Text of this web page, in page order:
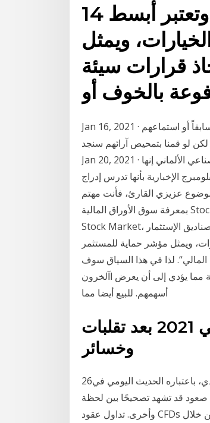
14 تشرين الثاني (نوفمبر) 2020 وتعتبر أبسط
ويمثل
قرارات سيئة
Jan 16, 2021 · قد يكون الخوف من الاستثمار في سوق الأسهم نابعاً من تجربة سيئة سابقاً أو استماعهم
لكن لو قمنا بتمحيص آرائهم سنجد
Jan 20, 2021 · وارتفع سهم سيسن كروب بنسبة 7 ٪ بعد أن قالت شركة التكتل الصناعي الألماني إنها
الإخبارية بأنها تدرس إدراج
عزيزي القارئ، فأنت مهتم
بمعرفة سوق الأوراق المالية Stock Market وجوهره و كيف يعمل، و قد تكون هذه انطلاقتك للدخول الى
Stock Market، و تداول الأسهم، السندات، المشراكة في صناديق الإستثمار، Forex او foreign 14 تشرين
الخيارات، ويمثل مؤشر حماية للمستثمر
لذا في هذا السياق سوف
مما يؤدي إلى أن يعرض اآلخرون
توقعات بانتعاش سوق الأسهم السعودية في 2021 بعد تقلبات
وخسائر
26‏‏/5‏‏/1442 بعد الهجرة على غير العادة اليوم المقال عن سوق الأسهم السعودي، باعتباره الحديث اليومي في
قد تشهد تصحيحًا بين لحظة
وأخرى. تداول عقود CFDs على الأسهم من خلال ™Plus500. تداول الأسهم من أسواق الأسهم الرائدة مثل